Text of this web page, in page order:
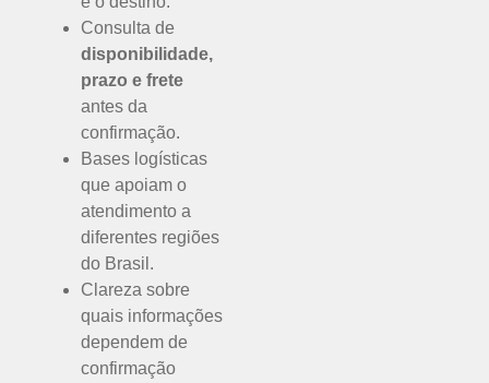
Consulta de
disponibilidade,
prazo e frete
antes da
confirmação.
Bases logísticas
que apoiam o
atendimento a
diferentes regiões
do Brasil.
Clareza sobre
quais informações
dependem de
confirmação